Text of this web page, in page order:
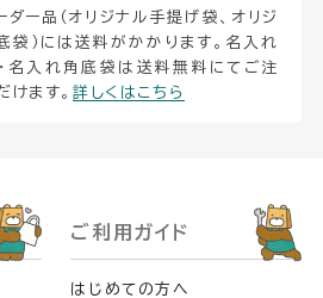
ダー品（オリジナル手提げ袋、オリジ
袋）には送料がかかります。名入れ
名入れ角底袋は送料無料にてご注
けます。詳しくはこちら
ご利用ガイド
はじめての方へ